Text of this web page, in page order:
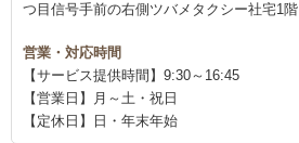
つ目信号手前の右側ツバメタクシー社宅1階
営業・対応時間
【サービス提供時間】9:30～16:45
【営業日】月～土・祝日
【定休日】日・年末年始